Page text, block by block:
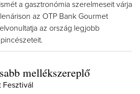
a gasztronómia szerelmeseit várja
az OTP Bank Gourmet
az ország legjobb
mellékszereplő